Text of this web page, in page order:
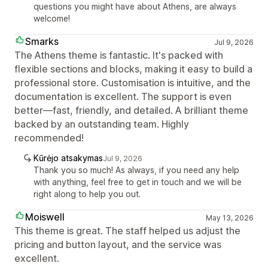
questions you might have about Athens, are always
welcome!
Smarks Jul 9, 2026
The Athens theme is fantastic. It's packed with
flexible sections and blocks, making it easy to build a
professional store. Customisation is intuitive, and the
documentation is excellent. The support is even
better—fast, friendly, and detailed. A brilliant theme
backed by an outstanding team. Highly
recommended!
Kūrėjo atsakymasJul 9, 2026
Thank you so much! As always, if you need any help
with anything, feel free to get in touch and we will be
right along to help you out.
Moiswell May 13, 2026
This theme is great. The staff helped us adjust the
pricing and button layout, and the service was
excellent.